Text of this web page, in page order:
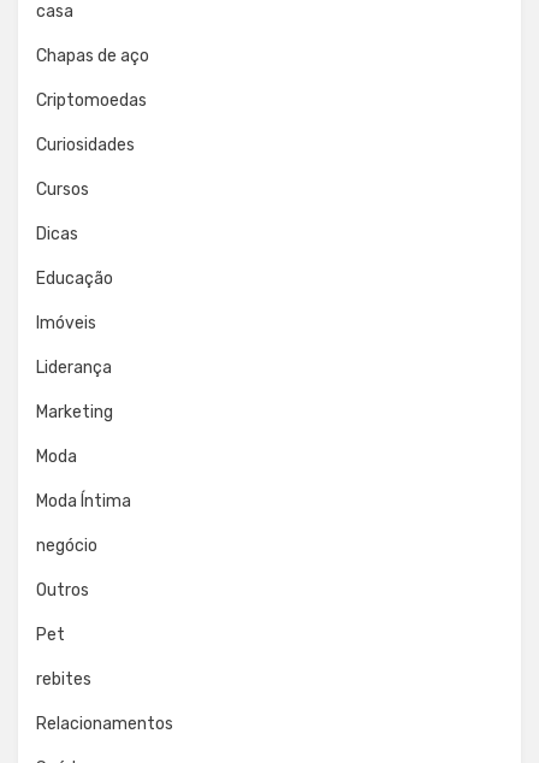
casa
Chapas de aço
Criptomoedas
Curiosidades
Cursos
Dicas
Educação
Imóveis
Liderança
Marketing
Moda
Moda Íntima
negócio
Outros
Pet
rebites
Relacionamentos